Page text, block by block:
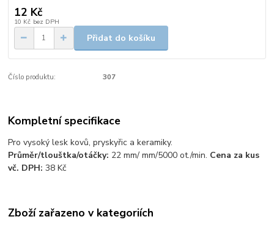
12 Kč
10 Kč bez DPH
Přidat do košíku
Číslo produktu: 307
Kompletní specifikace
Pro vysoký lesk kovů, pryskyřic a keramiky.
Průměr/tlouštka/otáčky: 22 mm/ mm/5000 ot./min. Cena za kus
vč. DPH: 38 Kč
Zboží zařazeno v kategoriích